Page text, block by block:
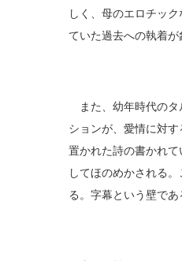
しく、母のエロチッ
ていた過去への執着が
また、幼年時代のタ
ションが、愛情に対
置かれた詩の書かれ
してほのめかされる
る。字幕という壁であ